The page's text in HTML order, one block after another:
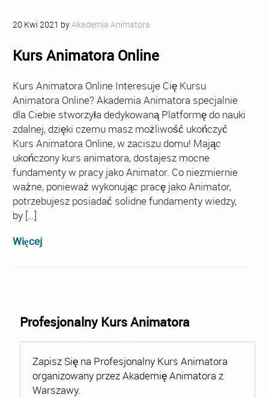
20 Kwi 2021 byAkademia Animatora
Kurs Animatora Online
Kurs Animatora Online Interesuje Cię Kursu
Animatora Online? Akademia Animatora specjalnie
dla Ciebie stworzyła dedykowaną Platformę do nauki
zdalnej, dzięki czemu masz możliwość ukończyć
Kurs Animatora Online, w zaciszu domu! Mając
ukończony kurs animatora, dostajesz mocne
fundamenty w pracy jako Animator. Co niezmiernie
ważne, ponieważ wykonując pracę jako Animator,
potrzebujesz posiadać solidne fundamenty wiedzy,
by […]
Więcej
Profesjonalny Kurs Animatora
Zapisz Się na Profesjonalny Kurs Animatora
organizowany przez Akademię Animatora z
Warszawy.